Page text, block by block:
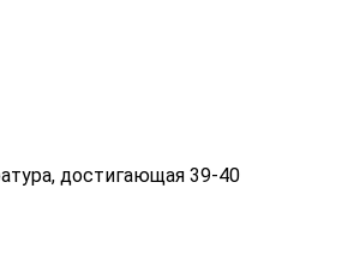
достигающая 39-40